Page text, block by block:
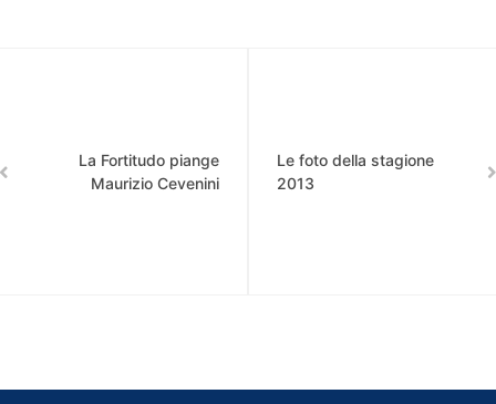
La Fortitudo piange
Maurizio Cevenini
Le foto della stagione
2013